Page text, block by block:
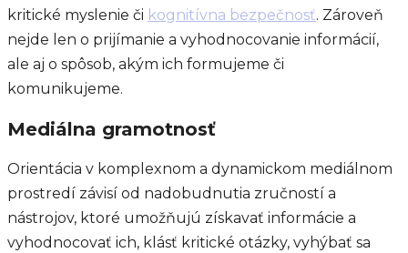
kritické myslenie či kognitívna bezpečnosť. Zároveň
nejde len o prijímanie a vyhodnocovanie informácií,
ale aj o spôsob, akým ich formujeme či
komunikujeme.
Mediálna gramotnosť
Orientácia v komplexnom a dynamickom mediálnom
prostredí závisí od nadobudnutia zručností a
nástrojov, ktoré umožňujú získavať informácie a
vyhodnocovať ich, klásť kritické otázky, vyhýbať sa